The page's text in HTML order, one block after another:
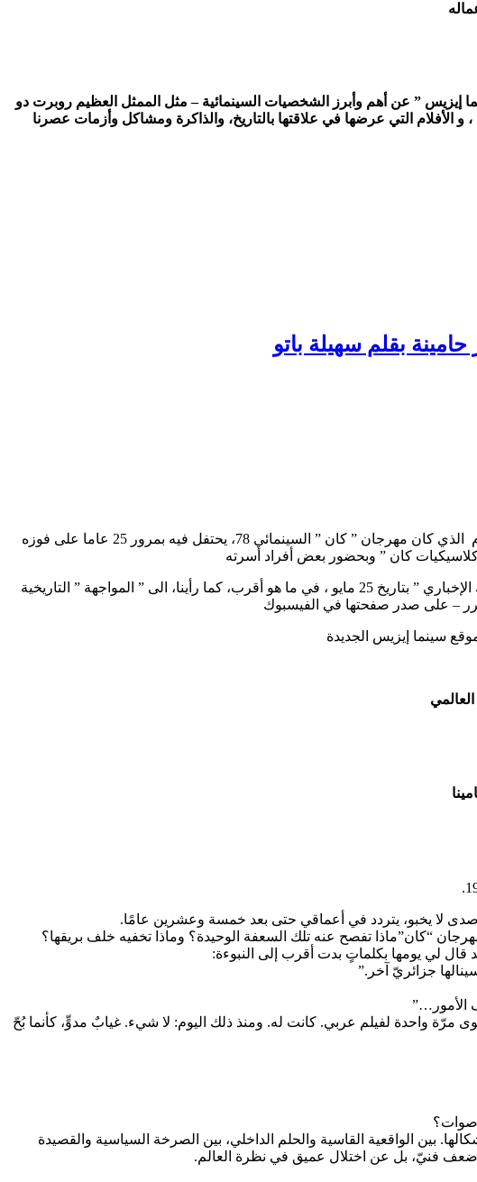
هاشم ورئيس تحرير موقع ” سينما إيزيس ” عن أهم وأبرز الشخصيات السينمائية – مثل الممثل العظيم روبرت دو
بقلم سهيلة باتو
منذ يومين ، وبعد رحيل المخرج الجزائري الكبير محمد الأخضر حامينا يوم الجمعة 23 مايو عن عمر يناهز 90 عاما، في ذات اليوم الذي كان مهرجان ” كان ” السينمائي 78، يحتفل فيه بمرور 25 عاما على فوزه
كان ” وبحضور بعض أفراد أسرته
أعادت الصحافية والسينمائية الجزائرية الصديقة سهيلة باتو نشر المقابلة ” التاريخية ” التالية – التي نشرت في موقع ” الحراك الإخباري ” بتاريخ 25 مايو ، في ما هو أقرب، كما رأينا، الى ” المواجهة ” التاريخية
– على صدر صفحتها في الفيسبوك
سينما إيزيس الجديدة
صدى لا يخبو، يتردد في أعماقي حتى بعد خمسة وعشرين عامًا.
“كان”ماذا تفصح عنه تلك السعفة الوحيدة؟ وماذا تخفيه خلف بريقها؟
لي يومها بكلماتٍ بدت أقرب إلى النبوءة:
الأمور…”
مرّة واحدة لفيلم عربي. كانت له. ومنذ ذلك اليوم: لا شيء. غيابٌ مدوٍّ، كأنما بُحّ
بين الواقعية القاسية والحلم الداخلي، بين الصرخة السياسية والقصيدة
عن ضعف فنيّ، بل عن اختلال عميق في نظرة العالم.